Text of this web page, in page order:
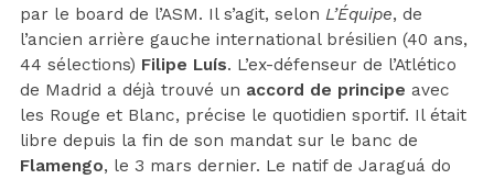
par le board de l’ASM. Il s’agit, selon L’Équipe, de
l’ancien arrière gauche international brésilien (40 ans,
44 sélections) Filipe Luís. L’ex-défenseur de l’Atlético
de Madrid a déjà trouvé un accord de principe avec
les Rouge et Blanc, précise le quotidien sportif. Il était
libre depuis la fin de son mandat sur le banc de
Flamengo, le 3 mars dernier. Le natif de Jaraguá do